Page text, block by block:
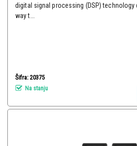
digital signal processing (DSP)
way t...
Šifra: 20375
Na stanju